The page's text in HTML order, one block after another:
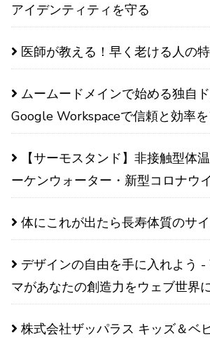
アイデンティティを守る
医師が教える！早く老ける人の
ムームードメインで始める独自
Google Workspaceで信頼と効率を
【サーモスタンド】非接触型体
ーケンウォーター・新型コロナウ
体にこれが出たら長寿体質のサ
デザインの自由を手に入れよう
マがあなたの創造力をウェブ世界
株式会社ザッパラス キッズ＆ベ